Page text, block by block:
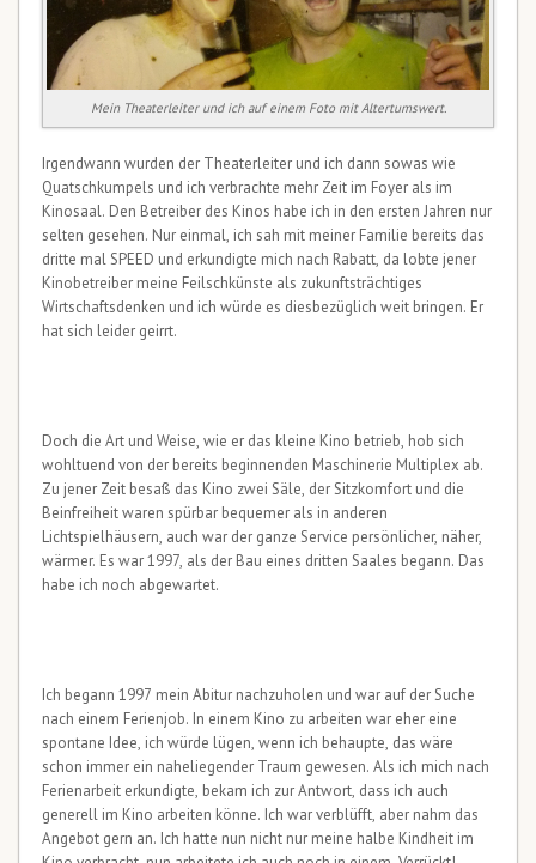
Mein Theaterleiter und ich auf einem Foto mit Altertumswert.
Irgendwann wurden der Theaterleiter und ich dann sowas wie
Quatschkumpels und ich verbrachte mehr Zeit im Foyer als im
Kinosaal. Den Betreiber des Kinos habe ich in den ersten Jahren nur
selten gesehen. Nur einmal, ich sah mit meiner Familie bereits das
dritte mal SPEED und erkundigte mich nach Rabatt, da lobte jener
Kinobetreiber meine Feilschkünste als zukunftsträchtiges
Wirtschaftsdenken und ich würde es diesbezüglich weit bringen. Er
hat sich leider geirrt.
Doch die Art und Weise, wie er das kleine Kino betrieb, hob sich
wohltuend von der bereits beginnenden Maschinerie Multiplex ab.
Zu jener Zeit besaß das Kino zwei Säle, der Sitzkomfort und die
Beinfreiheit waren spürbar bequemer als in anderen
Lichtspielhäusern, auch war der ganze Service persönlicher, näher,
wärmer. Es war 1997, als der Bau eines dritten Saales begann. Das
habe ich noch abgewartet.
Ich begann 1997 mein Abitur nachzuholen und war auf der Suche
nach einem Ferienjob. In einem Kino zu arbeiten war eher eine
spontane Idee, ich würde lügen, wenn ich behaupte, das wäre
schon immer ein naheliegender Traum gewesen. Als ich mich nach
Ferienarbeit erkundigte, bekam ich zur Antwort, dass ich auch
generell im Kino arbeiten könne. Ich war verblüfft, aber nahm das
Angebot gern an. Ich hatte nun nicht nur meine halbe Kindheit im